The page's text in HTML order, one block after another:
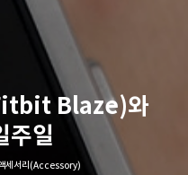
Blaze)와
주일
세서리(Accessory)